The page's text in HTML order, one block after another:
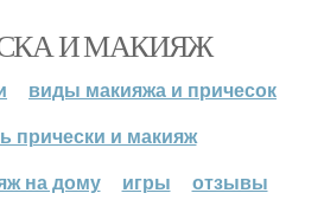
И МАКИЯЖ
виды макияжа и причесок
прически и макияж
на дому
игры отзывы